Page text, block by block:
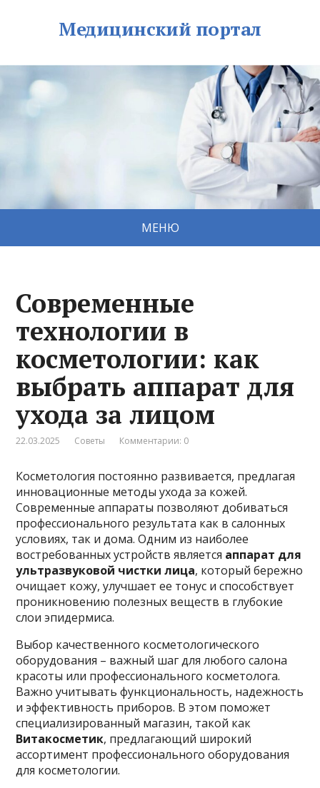
Медицинский портал
МЕНЮ
Современные
технологии в
косметологии: как
выбрать аппарат для
ухода за лицом
22.03.2025 Советы Комментарии: 0
Косметология постоянно развивается, предлагая
инновационные методы ухода за кожей.
Современные аппараты позволяют добиваться
профессионального результата как в салонных
условиях, так и дома. Одним из наиболее
востребованных устройств является аппарат для
ультразвуковой чистки лица, который бережно
очищает кожу, улучшает ее тонус и способствует
проникновению полезных веществ в глубокие
слои эпидермиса.
Выбор качественного косметологического
оборудования – важный шаг для любого салона
красоты или профессионального косметолога.
Важно учитывать функциональность, надежность
и эффективность приборов. В этом поможет
специализированный магазин, такой как
Витакосметик, предлагающий широкий
ассортимент профессионального оборудования
для косметологии.